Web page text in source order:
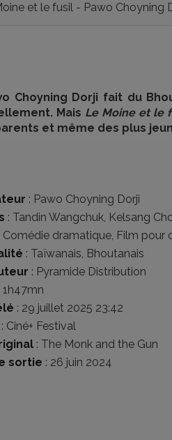
et le fusil - Pawo Choyning
Choyning Dorji fait du
Mais Le Moine et le
et même des plus
: Pawo Choyning Dorji
: Tandin Wangchuk, Kelsang
Comédie dramatique, Film pour
: Taïwanais, Bhoutanais
: Pyramide Distribution
1h47mn
: 29 juillet 2025 23:42
: Ciné+ Festival
: The Monk and the Gun
sortie : 26 juin 2024